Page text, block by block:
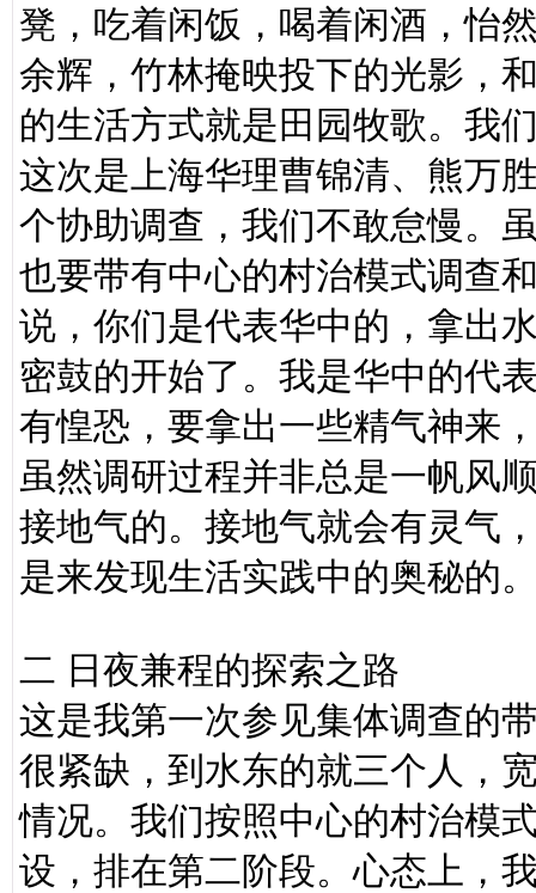
凳，吃着闲饭，喝着闲酒，怡
余辉，竹林掩映投下的光影，
的生活方式就是田园牧歌。我
这次是上海华理曹锦清、熊万
个协助调查，我们不敢怠慢。
也要带有中心的村治模式调查
说，你们是代表华中的，拿出
密鼓的开始了。我是华中的代
有惶恐，要拿出一些精气神来
虽然调研过程并非总是一帆风
接地气的。接地气就会有灵气
是来发现生活实践中的奥秘的
二 日夜兼程的探索之路
这是我第一次参见集体调查的
很紧缺，到水东的就三个人，
情况。我们按照中心的村治模
设，排在第二阶段。心态上，